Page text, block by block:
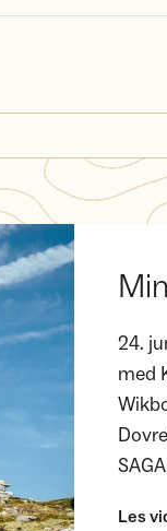
24.
med
Les